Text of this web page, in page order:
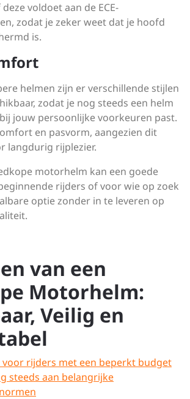
voldoet aan de ECE-
zodat je zeker weet dat je hoofd
is.
helmen zijn er verschillende stijlen
zodat je nog steeds een helm
jouw persoonlijke voorkeuren past.
en pasvorm, aangezien dit
langdurig rijplezier.
motorhelm kan een goede
rijders of voor wie op zoek
optie zonder in te leveren op
van een
Motorhelm:
Veilig en
voor rijders met een beperkt budget
steeds aan belangrijke